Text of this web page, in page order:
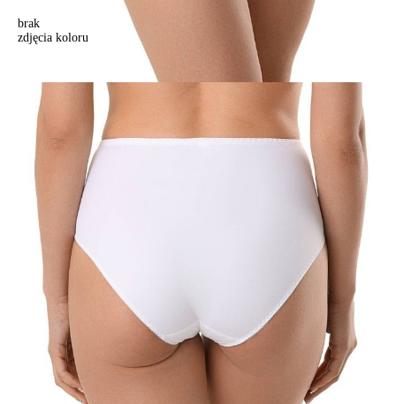
brak
zdjęcia koloru
Majtki "slipy" CITY STYLE RP0009, r. 102, biały
Majtki "slipy" CITY STYLE RP0009, r. 102, biały
63,90 zł
39,90 zł
Kolory:
BRAK
ZDJĘCIA
BRAK
ZDJĘCIA
BRAK
ZDJĘCIA
BRAK
ZDJĘCIA
BRAK
ZDJĘCIA
ZDJĘCIA
BRAK
ZDJĘCIA
ZDJĘCIA
Rozmiary:
Tabela rozmiarów